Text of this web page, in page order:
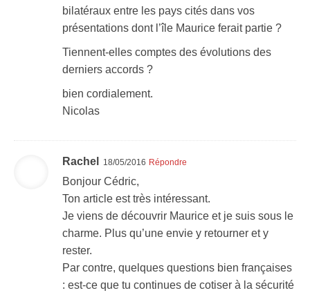
bilatéraux entre les pays cités dans vos
présentations dont l’île Maurice ferait partie ?
Tiennent-elles comptes des évolutions des
derniers accords ?
bien cordialement.
Nicolas
Rachel 18/05/2016 Répondre
Bonjour Cédric,
Ton article est très intéressant.
Je viens de découvrir Maurice et je suis sous le
charme. Plus qu’une envie y retourner et y
rester.
Par contre, quelques questions bien françaises
: est-ce que tu continues de cotiser à la sécurité